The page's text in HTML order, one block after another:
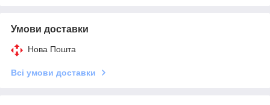
Умови доставки
Нова Пошта
Всі умови доставки